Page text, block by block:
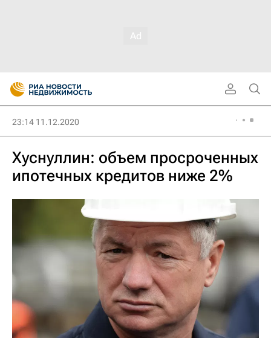
23:14 11.12.2020
Хуснуллин: объем просроченных
ипотечных кредитов ниже 2%